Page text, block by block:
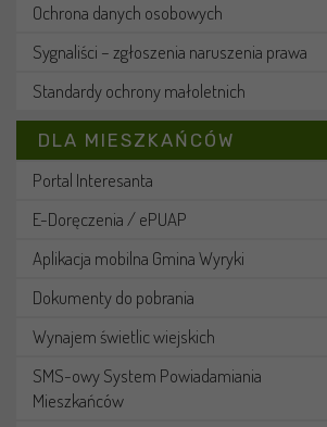
Ochrona danych osobowych
Sygnaliści – zgłoszenia naruszenia prawa
Standardy ochrony małoletnich
DLA MIESZKAŃCÓW
Portal Interesanta
E-Doręczenia / ePUAP
Aplikacja mobilna Gmina Wyryki
Dokumenty do pobrania
Wynajem świetlic wiejskich
SMS-owy System Powiadamiania
Mieszkańców